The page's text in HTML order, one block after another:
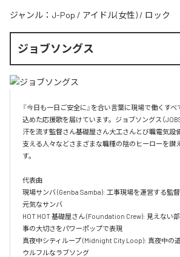
ジャンル： J-Pop / アイドル(女性) / ロック
ジョブソングス
『今日も一日ご安全に』を合い言葉に現場で働くす
込めた応援歌を届けています。ジョブソングス（
汗を流す監督さん基礎屋さん大工さんとび職電気設
支える人々などさまざまな職種の陰のヒーローを讃
す。
代表曲
現場サンバ (Genba Samba): 工事現場を運営する監
元気なサンバ
HOT HOT 基礎屋さん (Foundation Crew): 見えない
事の大切さをパワーポップで表現
真夜中シティループ (Midnight City Loop): 真夜中の
ウルフルなラブソング